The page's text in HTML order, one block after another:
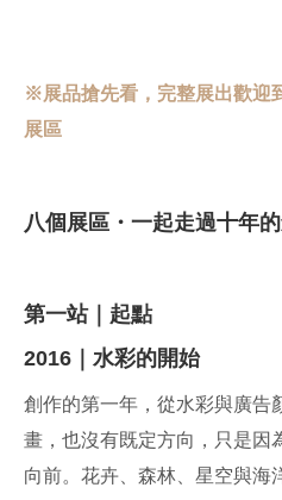
※展品搶先看，完整展出歡迎
展區
八個展區・一起走過十年
第一站｜起點
2016｜水彩的開始
創作的第一年，從水彩與廣告
畫，也沒有既定方向，只是因
向前。花卉、森林、星空與海